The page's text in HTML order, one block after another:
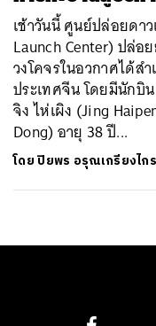
เช้าวันนี้ ศูนย์ปล่อยดา
Launch Center) ปล่อ
วงโคจรในอวกาศได้ส
ประเทศจีน โดยมีนักบิ
จิง ไห่เผิง (Jing
Dong) อายุ 38 ปี...
โดยปิยพร อรุณเกรียงไกร
ค้นหา
SHARE